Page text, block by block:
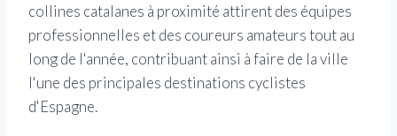
collines catalanes à proximité attirent des équipes
professionnelles et des coureurs amateurs tout au
long de l'année, contribuant ainsi à faire de la ville
l'une des principales destinations cyclistes
d'Espagne.